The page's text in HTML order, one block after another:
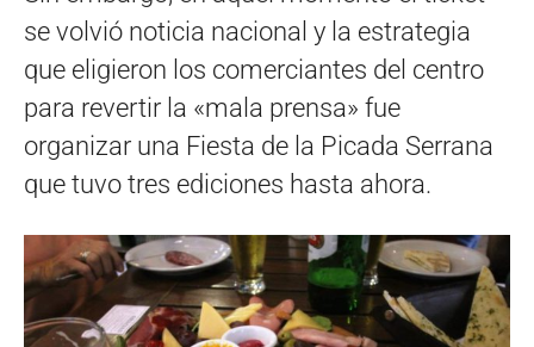
se volvió noticia nacional y la estrategia
que eligieron los comerciantes del centro
para revertir la «mala prensa» fue
organizar una Fiesta de la Picada Serrana
que tuvo tres ediciones hasta ahora.